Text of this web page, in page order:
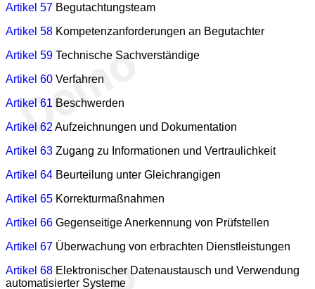
Artikel 57 Begutachtungsteam
Artikel 58 Kompetenzanforderungen an Begutachter
Artikel 59 Technische Sachverständige
Artikel 60 Verfahren
Artikel 61 Beschwerden
Artikel 62 Aufzeichnungen und Dokumentation
Artikel 63 Zugang zu Informationen und Vertraulichkeit
Artikel 64 Beurteilung unter Gleichrangigen
Artikel 65 Korrekturmaßnahmen
Artikel 66 Gegenseitige Anerkennung von Prüfstellen
Artikel 67 Überwachung von erbrachten Dienstleistungen
Artikel 68 Elektronischer Datenaustausch und Verwendung
automatisierter Systeme